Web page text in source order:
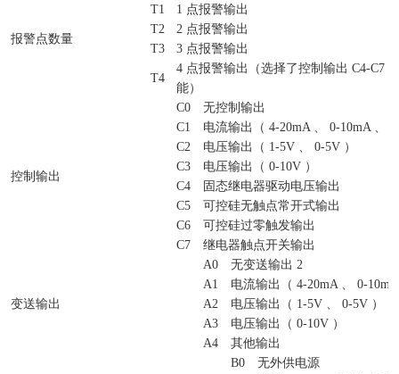
报警点数量
T1
1 点报警输出
T2
2 点报警输出
T3
3 点报警输出
T4
4 点报警输出（选择了控制输出 C4-C7
能）
控制输出
C0
无控制输出
C1
电流输出（ 4-20mA 、 0-10mA 、
C2
电压输出（ 1-5V 、 0-5V ）
C3
电压输出（ 0-10V ）
C4
固态继电器驱动电压输出
C5
可控硅无触点常开式输出
C6
可控硅过零触发输出
C7
继电器触点开关输出
变送输出
A0
无变送输出 2
A1
电流输出（ 4-20mA 、 0-
A2
电压输出（ 1-5V 、 0-5V ）
A3
电压输出（ 0-10V ）
A4
其他输出
B0 无外供电源